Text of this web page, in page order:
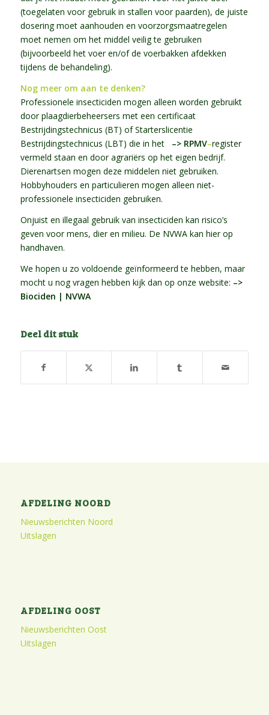
(toegelaten voor gebruik in stallen voor paarden), de juiste
dosering moet aanhouden en voorzorgsmaatregelen
moet nemen om het middel veilig te gebruiken
(bijvoorbeeld het voer en/of de voerbakken afdekken
tijdens de behandeling).
Nog meer om aan te denken?
Professionele insecticiden mogen alleen worden gebruikt
door plaagdierbeheersers met een certificaat
Bestrijdingstechnicus (BT) of Starterslicentie
Bestrijdingstechnicus (LBT) die in het –> RPMV–register
vermeld staan en door agrariërs op het eigen bedrijf.
Dierenartsen mogen deze middelen niet gebruiken.
Hobbyhouders en particulieren mogen alleen niet-
professionele insecticiden gebruiken.
Onjuist en illegaal gebruik van insecticiden kan risico’s
geven voor mens, dier en milieu. De NVWA kan hier op
handhaven.
We hopen u zo voldoende geïnformeerd te hebben, maar
mocht u nog vragen hebben kijk dan op onze website: –>
Biociden | NVWA
Deel dit stuk
AFDELING NOORD
Nieuwsberichten Noord
Uitslagen
AFDELING OOST
Nieuwsberichten Oost
Uitslagen